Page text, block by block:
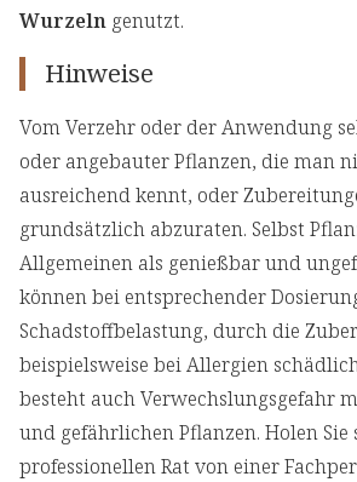
Wurzeln genutzt.
Hinweise
Vom Verzehr oder der Anwendung
oder angebauter Pflanzen, die man
ausreichend kennt, oder
grundsätzlich abzuraten. Selbst
Allgemeinen als genießbar und
können bei entsprechender
Schadstoffbelastung, durch die
beispielsweise bei Allergien
besteht auch Verwechslungsgefahr
und gefährlichen Pflanzen. Holen Sie
professionellen Rat von einer